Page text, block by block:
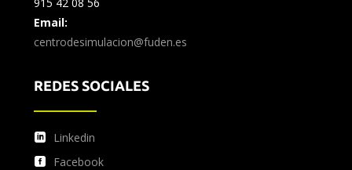
Email:
centrodesimulacion@fuden.es
REDES SOCIALES
Linkedin
Facebook